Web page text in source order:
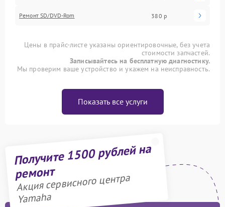
Ремонт SD/DVD-Rom 380 р
Цены в прайс-листе указаны ориентировочные, без учета
стоимости запчастей.
Записывайтесь на бесплатную диагностику.
Мы проверим ваше устройство и укажем на неисправность.
Показать все услуги
Получите 1500 рублей на
ремонт
Акция сервисного центра
Yamaha